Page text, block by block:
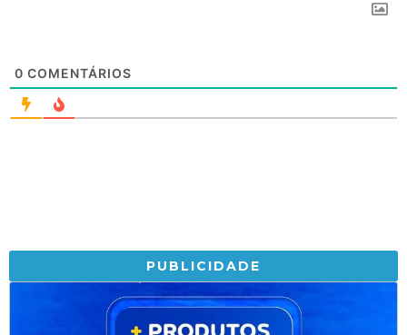
0 COMENTÁRIOS
PUBLICIDADE